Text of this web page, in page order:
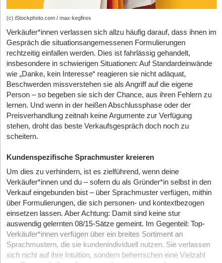
(c) iStockphoto.com / max-kegfires
Verkäufer*innen verlassen sich allzu häufig darauf, dass ihnen im
Gespräch die situationsangemessenen Formulierungen
rechtzeitig einfallen werden. Dies ist fahrlässig gehandelt,
insbesondere in schwierigen Situationen: Auf Standardeinwände
wie „Danke, kein Interesse“ reagieren sie nicht adäquat,
Beschwerden missverstehen sie als Angriff auf die eigene
Person – so begeben sie sich der Chance, aus ihren Fehlern zu
lernen. Und wenn in der heißen Abschlussphase oder der
Preisverhandlung zeitnah keine Argumente zur Verfügung
stehen, droht das beste Verkaufsgespräch doch noch zu
scheitern.
Kundenspezifische Sprachmuster kreieren
Um dies zu verhindern, ist es zielführend, wenn deine
Verkäufer*innen und du – sofern du als Gründer*in selbst in den
Verkauf eingebunden bist – über Sprachmuster verfügen, mithin
über Formulierungen, die sich personen- und kontextbezogen
einsetzen lassen. Aber Achtung: Damit sind keine stur
auswendig gelernten 08/15-Sätze gemeint. Im Gegenteil: Top-
Verkäufer*innen verfügen über ein breites Sortiment an
Sprachmustern, die sie kundenindividuell nutzen. Sie verlassen
sich nicht auf ihre Intuition, sondern beherrschen eine Vielzahl